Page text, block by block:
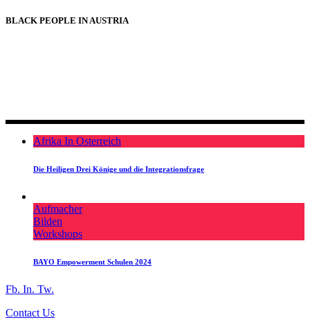
BLACK PEOPLE IN AUSTRIA
Afrika In Osterreich
Die Heiligen Drei Könige und die Integrationsfrage
Aufmacher
Bilden
Workshops
BAYO Empowerment Schulen 2024
Fb. In. Tw.
Contact Us